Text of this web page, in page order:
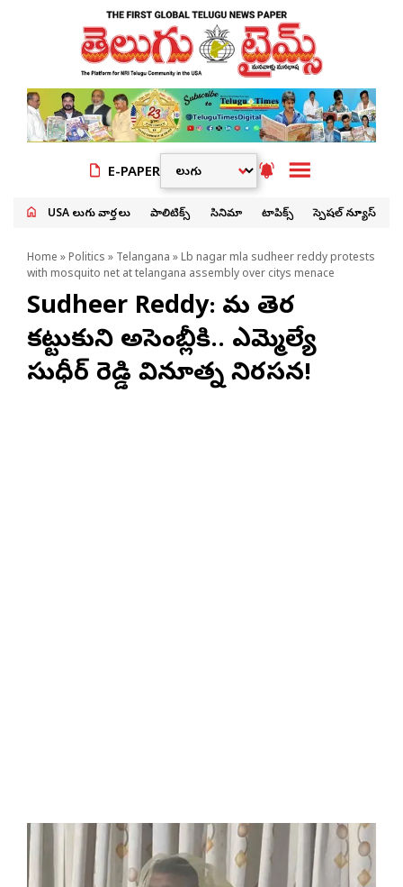
E-PAPER
USA తెలుగు వార్తలు పాలిటిక్స్ సినిమా టాపిక్స్ స్పెషల్ న్యూస్
Home » Politics » Telangana » Lb nagar mla sudheer reddy protests
with mosquito net at telangana assembly over citys menace
Sudheer Reddy: దోమ తెర
కట్టుకుని అసెంబ్లీకి.. ఎమ్మెల్యే
సుధీర్ రెడ్డి వినూత్న నిరసన!